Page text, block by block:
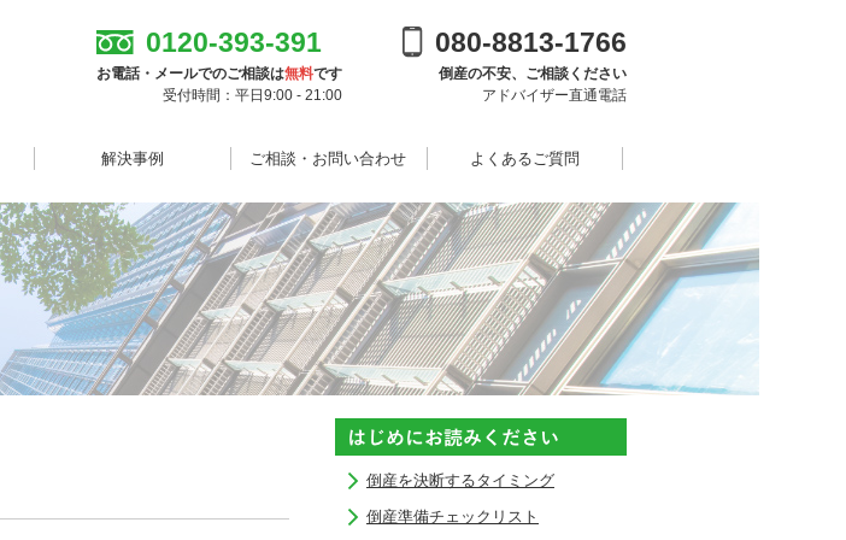
0120-393-391
お電話・メールでのご相談は無料です
受付時間：平日9:00 - 21:00
080-8813-1766
倒産の不安、ご相談ください
アドバイザー直通電話
解決事例 ご相談・お問い合わせ よくあるご質問
倒産を決断するタイミング
倒産準備チェックリスト